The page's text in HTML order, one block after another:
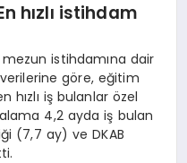
hızlı istihdam
istihdamına dair
göre, eğitim
hızlı iş bulanlar özel
4,2 ayda iş bulan
(7,7 ay) ve DKAB